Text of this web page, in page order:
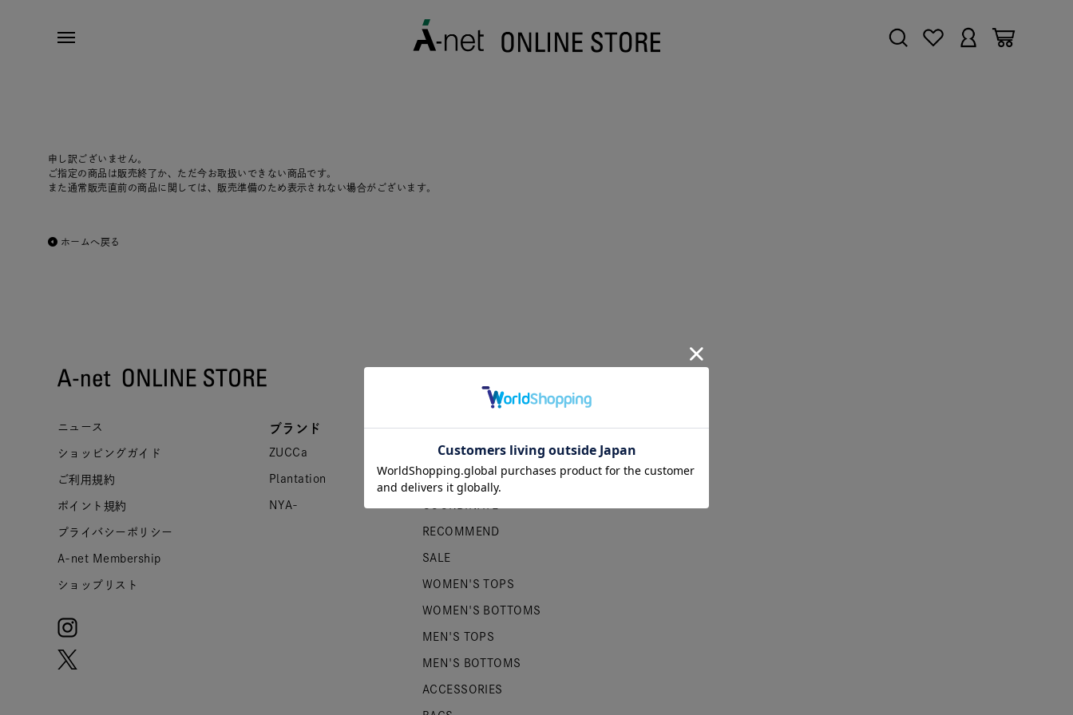
申し訳ございません。
ご指定の商品は販売終了か、ただ今お取扱いできない商品です。
また通常販売直前の商品に関しては、販売準備のため表示されない場合がございます。
ホームへ戻る
ニュース
ショッピングガイド
ご利用規約
ポイント規約
プライバシーポリシー
A-net Membership
ショップリスト
ブランド
ZUCCa
Plantation
NYA-
カテゴリー
NEW ITEMS
PRE ORDER
RECOMMEND
SALE
WOMEN'S TOPS
WOMEN'S BOTTOMS
MEN'S TOPS
MEN'S BOTTOMS
ACCESSORIES